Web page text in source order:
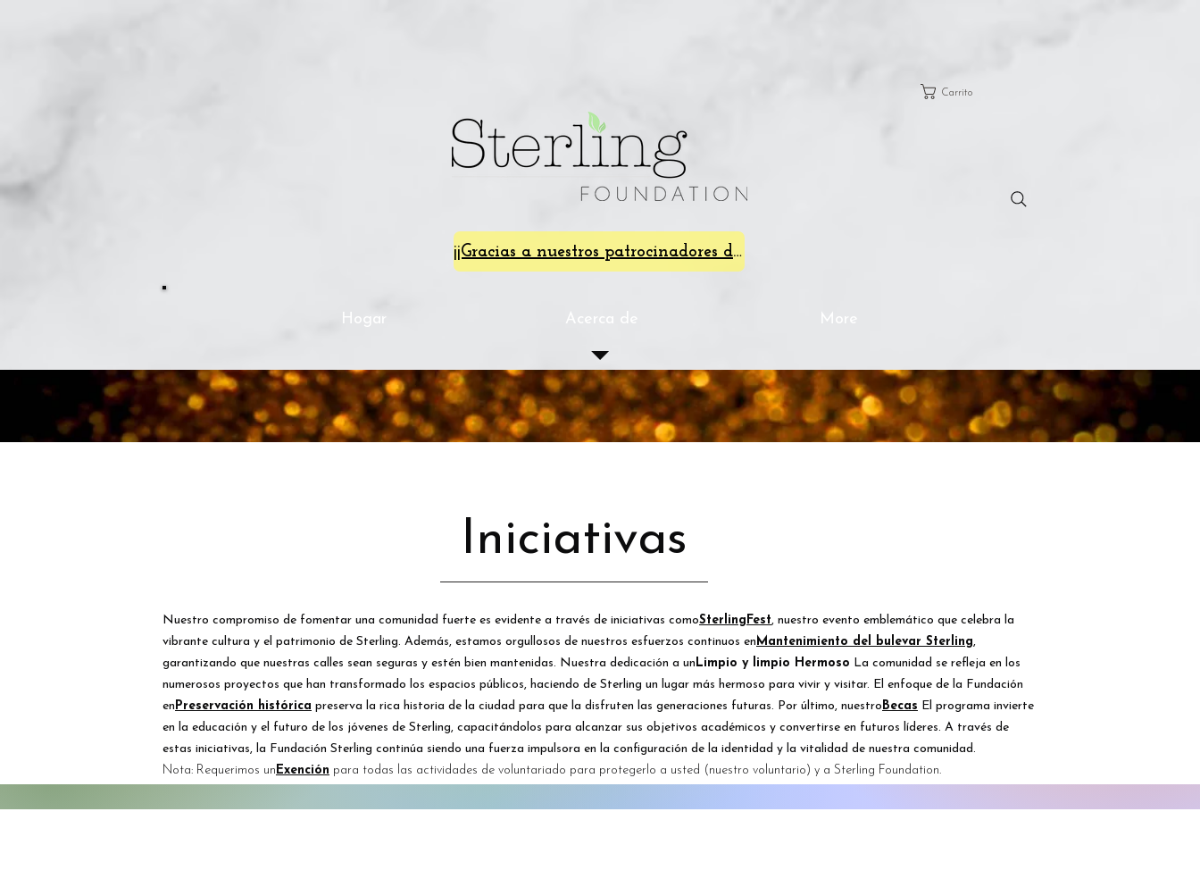
Carrito
¡¡Gracias a nuestros patrocinadores de SterlingFest 2024!!
Hogar Acerca de More
Iniciativas
Nuestro compromiso de fomentar una comunidad fuerte es evidente a través de iniciativas comoSterlingFest, nuestro evento emblemático que celebra la
vibrante cultura y el patrimonio de Sterling. Además, estamos orgullosos de nuestros esfuerzos continuos enMantenimiento del bulevar Sterling,
garantizando que nuestras calles sean seguras y estén bien mantenidas. Nuestra dedicación a unLimpio y limpio Hermoso La comunidad se refleja en los
numerosos proyectos que han transformado los espacios públicos, haciendo de Sterling un lugar más hermoso para vivir y visitar. El enfoque de la Fundación
enPreservación histórica preserva la rica historia de la ciudad para que la disfruten las generaciones futuras. Por último, nuestroBecas El programa invierte
en la educación y el futuro de los jóvenes de Sterling, capacitándolos para alcanzar sus objetivos académicos y convertirse en futuros líderes. A través de
estas iniciativas, la Fundación Sterling continúa siendo una fuerza impulsora en la configuración de la identidad y la vitalidad de nuestra comunidad.
Nota: Requerimos unExención para todas las actividades de voluntariado para protegerlo a usted (nuestro voluntario) y a Sterling Foundation.